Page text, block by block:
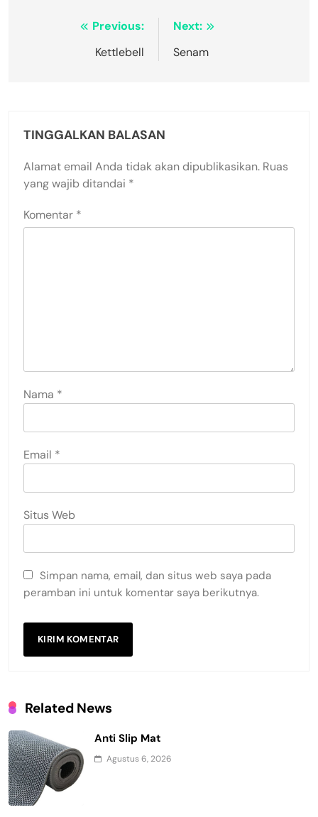
NavigasiPrevious:
Kettlebell
Next:
Senam
TINGGALKAN BALASAN
Alamat email Anda tidak akan dipublikasikan. Ruas
yang wajib ditandai *
Komentar *
Nama *
Email *
Situs Web
Simpan nama, email, dan situs web saya pada
peramban ini untuk komentar saya berikutnya.
Related News
Anti Slip Mat
Agustus 6, 2026